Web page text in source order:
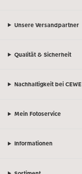
Unsere Versandpartner
Qualität & Sicherheit
Nachhaltigkeit bei CEWE
Mein Fotoservice
Informationen